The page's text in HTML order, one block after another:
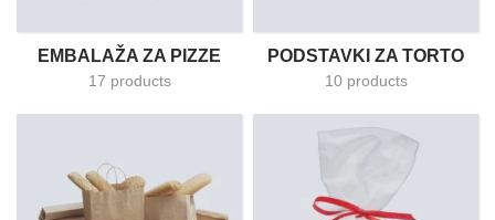
EMBALAŽA ZA PIZZE
17 products
PODSTAVKI ZA TORTO
10 products